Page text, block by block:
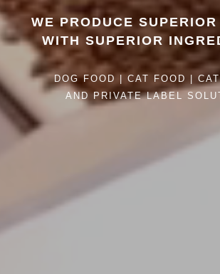
WE PRODUCE
WITH SUPERIOR
DOG FOOD | CAT FOOD |
AND PRIVATE LABEL